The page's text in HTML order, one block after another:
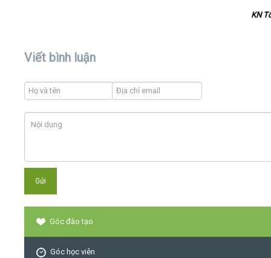
KN
Viết bình luận
Góc đào tạo
Góc học viên